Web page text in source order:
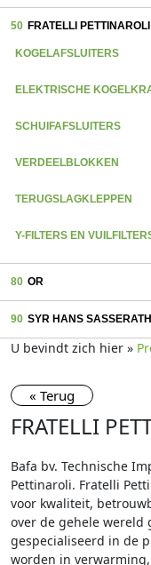
50 FRATELLI PETTINAROLI
KOGELAFSLUITERS
ELEKTRISCHE
SCHUIFAFSLUITERS
VERDEELBLOKKEN
TERUGSLAGKLEPPEN
Y-FILTERS EN
80 OR
90 SYR HANS SASSERATH
U bevindt zich hier »
« Terug
FRATELLI
Bafa bv. Technische
Pettinaroli. Fratelli
voor kwaliteit,
over de gehele wereld
gespecialiseerd in de
worden in